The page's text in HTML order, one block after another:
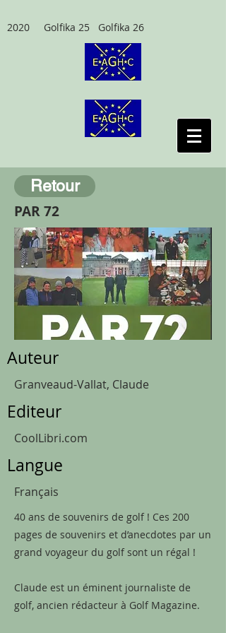
2020 Golfika 25 Golfika 26
Retour
PAR 72
Auteur
Granveaud-Vallat, Claude
Editeur
CoolLibri.com
Langue
Français
40 ans de souvenirs de golf ! Ces 200
pages de souvenirs et d’anecdotes par un
grand voyageur du golf sont un régal !
Claude est un éminent journaliste de
golf, ancien rédacteur à Golf Magazine.